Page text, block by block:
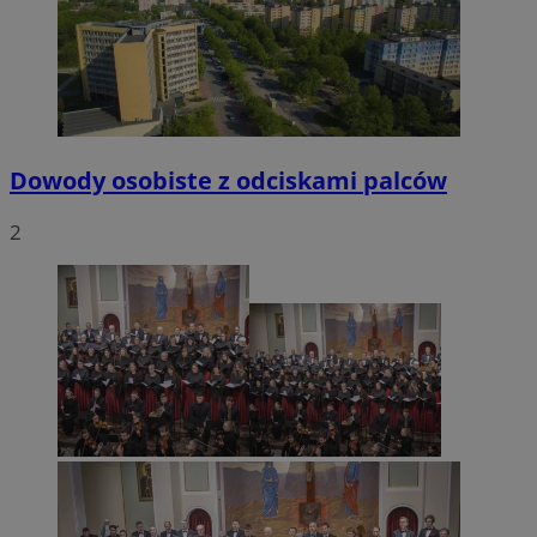
Dowody osobiste z odciskami palców
2
YouTube
.youtube.com
CookieScriptConsent
CookieScript
mojetychy.pl
4 tygodnie 2